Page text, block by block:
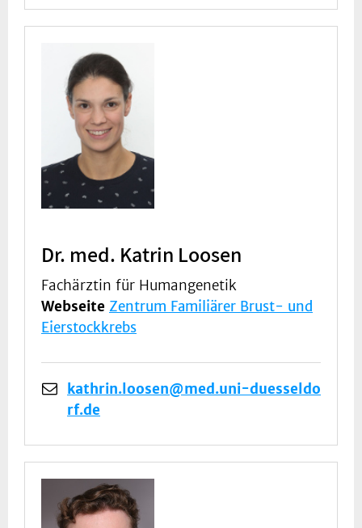
Dr. med. Katrin Loosen
Fachärztin für Humangenetik
Webseite Zentrum Familiärer Brust- und
Eierstockkrebs
kathrin.loosen@med.uni-duesseldo
rf.de